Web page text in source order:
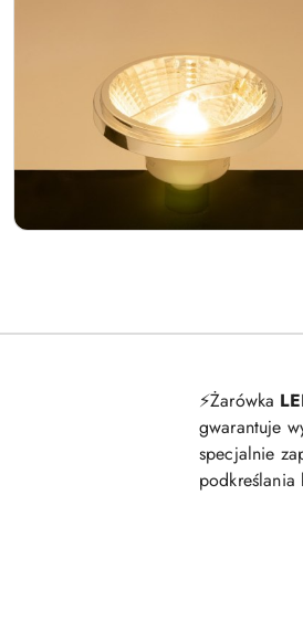
⚡️Żarówka
gwarantuje
specjalnie
podkreślania